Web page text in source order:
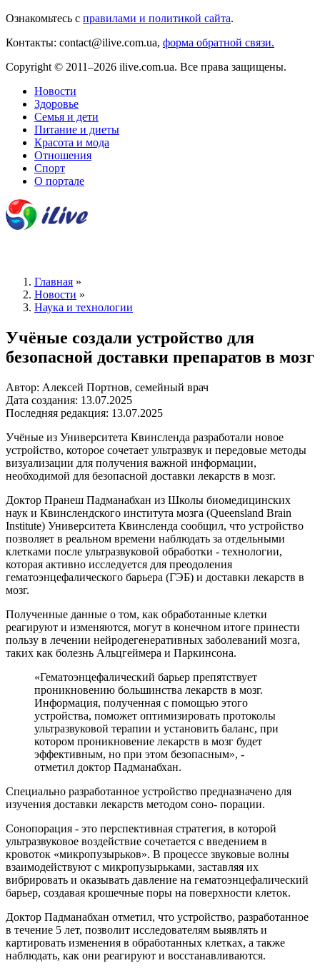
Ознакомьтесь с правилами и политикой сайта.
Контакты: contact@ilive.com.ua, форма обратной связи.
Copyright © 2011–2026 ilive.com.ua. Все права защищены.
Новости
Здоровье
Семья и дети
Питание и диеты
Красота и мода
Отношения
Спорт
О портале
Главная »
Новости »
Наука и технологии
Учёные создали устройство для
безопасной доставки препаратов в мозг
Автор: Алексей Портнов, семейный врач
Дата создания: 13.07.2025
Последняя редакция: 13.07.2025
Учёные из Университета Квинсленда разработали новое
устройство, которое сочетает ультразвук и передовые методы
визуализации для получения важной информации,
необходимой для безопасной доставки лекарств в мозг.
Доктор Пранеш Падманабхан из Школы биомедицинских
наук и Квинслендского института мозга (Queensland Brain
Institute) Университета Квинсленда сообщил, что устройство
позволяет в реальном времени наблюдать за отдельными
клетками после ультразвуковой обработки - технологии,
которая активно исследуется для преодоления
гематоэнцефалического барьера (ГЭБ) и доставки лекарств в
мозг.
Полученные данные о том, как обработанные клетки
реагируют и изменяются, могут в конечном итоге принести
пользу в лечении нейродегенеративных заболеваний мозга,
таких как болезнь Альцгеймера и Паркинсона.
«Гематоэнцефалический барьер препятствует
проникновению большинства лекарств в мозг.
Информация, полученная с помощью этого
устройства, поможет оптимизировать протоколы
ультразвуковой терапии и установить баланс, при
котором проникновение лекарств в мозг будет
эффективным, но при этом безопасным», -
отметил доктор Падманабхан.
Специально разработанное устройство предназначено для
изучения доставки лекарств методом соно- порации.
Сонопорация - это перспективная стратегия, в которой
ультразвуковое воздействие сочетается с введением в
кровоток «микропузырьков». В процессе звуковые волны
взаимодействуют с микропузырьками, заставляя их
вибрировать и оказывать давление на гематоэнцефалический
барьер, создавая крошечные поры на поверхности клеток.
Доктор Падманабхан отметил, что устройство, разработанное
в течение 5 лет, позволит исследователям выявлять и
картировать изменения в обработанных клетках, а также
наблюдать, как они реагируют и восстанавливаются.